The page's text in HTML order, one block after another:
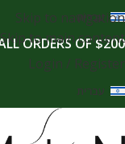
לתוכן
Skip to navigation
Skip to main content
עברית
ORDERS OF $200
Login / Register
עברית